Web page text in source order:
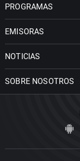
PROGRAMAS
EMISORAS
NOTICIAS
SOBRE NOSOTROS